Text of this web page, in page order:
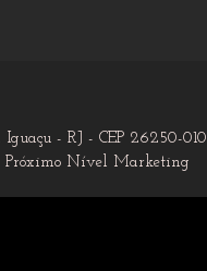
- RJ - CEP 26250-010
Próximo Nível Marketing